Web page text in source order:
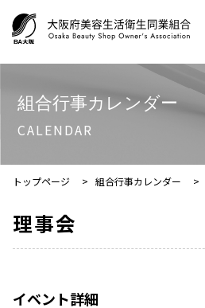
組合行事カレンダー
CALENDAR
トップページ > 組合行事カレンダー >
理事会
イベント詳細